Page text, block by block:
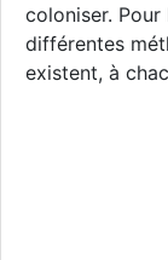
coloniser. Pour
différentes
existent, à